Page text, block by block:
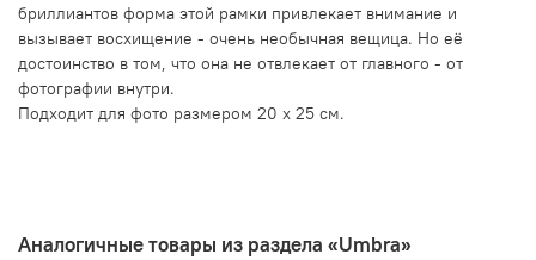
бриллиантов форма этой рамки привлекает внимание и
вызывает восхищение - очень необычная вещица. Но её
достоинство в том, что она не отвлекает от главного - от
фотографии внутри.
Подходит для фото размером 20 х 25 см.
Аналогичные товары из раздела «Umbra»